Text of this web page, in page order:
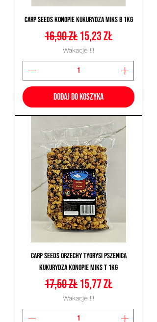
Carp Seeds Konopie Kukurydza Miks B 1kg
Regularna cena
16,90 złCena rabatowa
15,23 zł
Wakacje !!!
Dodaj do koszyka
Carp Seeds Orzechy Tygrysi Pszenica
Kukurydza Konopie Miks T 1kg
Regularna cena
17,50 złCena rabatowa
15,77 zł
Wakacje !!!